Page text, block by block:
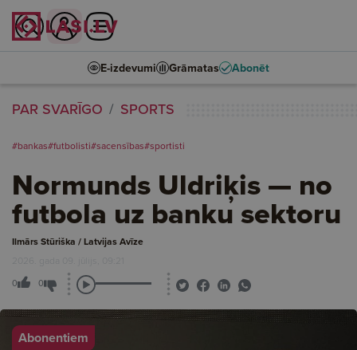
E-izdevumi Grāmatas Abonēt
PAR SVARĪGO SPORTS
#bankas#futbolisti#sacensības#sportisti
Normunds Uldriķis — no
futbola uz banku sektoru
Ilmārs Stūriška / Latvijas Avīze
2026. gada 09. jūlijs, 09:21
0 0
Abonentiem